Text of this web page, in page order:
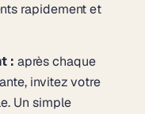
rapidement et
: après chaque
invitez votre
Un simple